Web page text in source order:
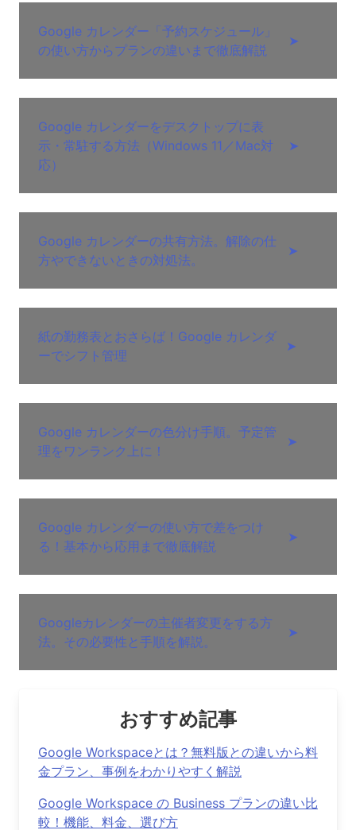
Google カレンダー「予約スケジュール」
の使い方からプランの違いまで徹底解説
➤
Google カレンダーをデスクトップに表
示・常駐する方法（Windows 11／Mac対
応）
➤
Google カレンダーの共有方法。解除の仕
方やできないときの対処法。
➤
紙の勤務表とおさらば！Google カレンダ
ーでシフト管理
➤
Google カレンダーの色分け手順。予定管
理をワンランク上に！
➤
Google カレンダーの使い方で差をつけ
る！基本から応用まで徹底解説
➤
Googleカレンダーの主催者変更をする方
法。その必要性と手順を解説。
➤
おすすめ記事
Google Workspaceとは？無料版との違いから料
金プラン、事例をわかりやすく解説
Google Workspace の Business プランの違い比
較！機能、料金、選び方